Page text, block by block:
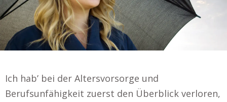
Ich hab’ bei der Altersvorsorge und
Berufsunfähigkeit zuerst den Überblick verloren,